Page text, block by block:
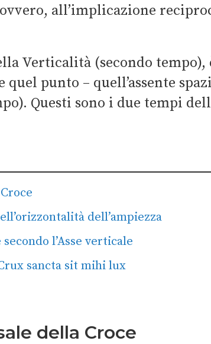
all’implicazione
Verticalità (secondo
punto – quell’assente
Questi sono i due tempi
dell’ampiezza
l’Asse verticale
sancta sit mihi lux
della Croce